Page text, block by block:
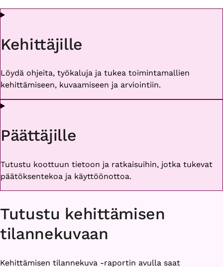
Kehittäjille
Löydä ohjeita, työkaluja ja tukea toimintamallien
kehittämiseen, kuvaamiseen ja arviointiin.
Päättäjille
Tutustu koottuun tietoon ja ratkaisuihin, jotka tukevat
päätöksentekoa ja käyttöönottoa.
Tutustu kehittämisen
tilannekuvaan
Kehittämisen tilannekuva -raportin avulla saat